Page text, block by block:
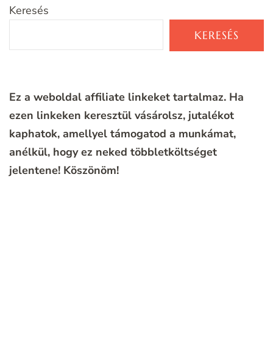
Keresés
KERESÉS
Ez a weboldal affiliate linkeket tartalmaz. Ha
ezen linkeken keresztül vásárolsz, jutalékot
kaphatok, amellyel támogatod a munkámat,
anélkül, hogy ez neked többletköltséget
jelentene! Köszönöm!